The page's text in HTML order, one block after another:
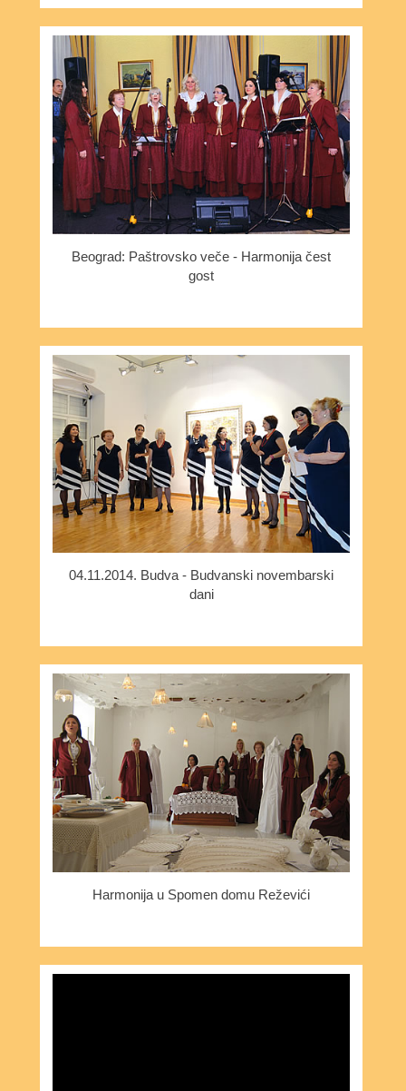
Beograd: Paštrovsko veče - Harmonija čest
gost
04.11.2014. Budva - Budvanski novembarski
dani
Harmonija u Spomen domu Reževići